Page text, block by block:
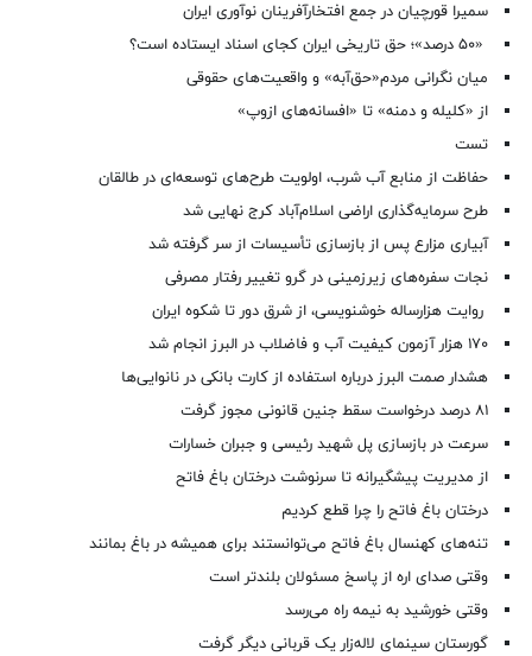
سمیرا قورچیان در جمع افتخارآفرینان نوآوری ایران
«۵۰ درصد»؛ حق تاریخی ایران کجای اسناد ایستاده است؟
میان نگرانی مردم«حق‌آبه» و واقعیت‌های حقوقی
از «کلیله و دمنه» تا «افسانه‌های ازوپ»
تست
حفاظت از منابع آب شرب، اولویت طرح‌های توسعه‌ای در طالقان
طرح سرمایه‌گذاری اراضی اسلام‌آباد کرج نهایی شد
آبیاری مزارع پس از بازسازی تأسیسات از سر گرفته شد
نجات سفره‌های زیرزمینی در گرو تغییر رفتار مصرفی
روایت هزارساله خوشنویسی، از شرق دور تا شکوه ایران
۱۷۰ هزار آزمون کیفیت آب و فاضلاب در البرز انجام شد
هشدار صمت البرز درباره استفاده از کارت بانکی در نانوایی‌ها
۸۱ درصد درخواست‌ سقط جنین قانونی مجوز گرفت
سرعت در بازسازی پل شهید رئیسی و جبران خسارات
از مدیریت پیشگیرانه تا سرنوشت درختان باغ فاتح
درختان باغ فاتح را چرا قطع کردیم
تنه‌های کهنسال باغ فاتح می‌توانستند برای همیشه در باغ بمانند
وقتی صدای اره از پاسخ مسئولان بلندتر است
وقتی خورشید به نیمه راه می‌رسد
گورستان سینمای لاله‌زار یک قربانی دیگر گرفت